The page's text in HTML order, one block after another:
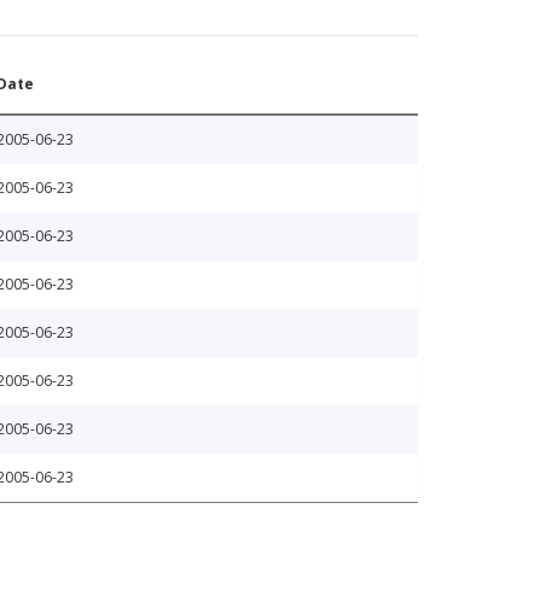
06-23
06-23
06-23
06-23
06-23
06-23
06-23
06-23